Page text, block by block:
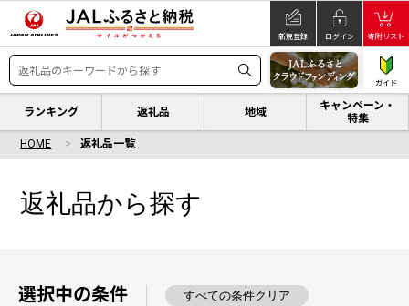
新規登録 ログイン 寄附リスト
ガイド
ランキング 返礼品 地域
キャンペーン・
特集
HOME 返礼品一覧
返礼品から探す
選択中の条件 すべての条件クリア